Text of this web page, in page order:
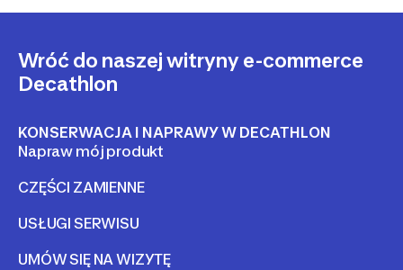
Wróć do naszej witryny e-commerce
Decathlon
KONSERWACJA I NAPRAWY W DECATHLON
Napraw mój produkt
CZĘŚCI ZAMIENNE
USŁUGI SERWISU
UMÓW SIĘ NA WIZYTĘ